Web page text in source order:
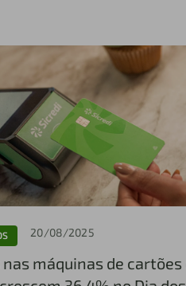
20/08/2025
nas máquinas de cartões